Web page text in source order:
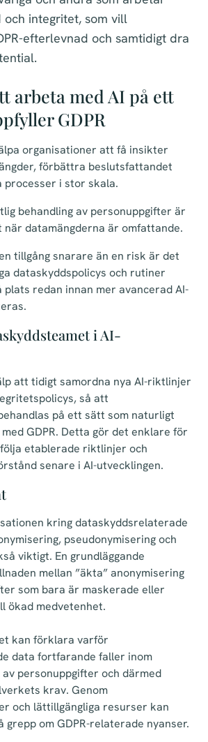
integritet, som vill
efterlevnad och samtidigt dra
arbeta med AI på ett
GDPR
organisationer att få insikter
förbättra beslutsfattandet
processer i stor skala.
behandling av personuppgifter är
när datamängderna är omfattande.
tillgång snarare än en risk är det
dataskyddspolicys och rutiner
plats redan innan mer avancerad AI-
i AI-
att tidigt samordna nya AI-riktlinjer
så att
på ett sätt som naturligt
GDPR. Detta gör det enklare för
etablerade riktlinjer och
senare i AI-utvecklingen.
kring dataskyddsrelaterade
pseudonymisering och
viktigt. En grundläggande
mellan ”äkta” anonymisering
som bara är maskerade eller
ökad medvetenhet.
kan förklara varför
data fortfarande faller inom
av personuppgifter och därmed
krav. Genom
och lättillgängliga resurser kan
grepp om GDPR-relaterade nyanser.